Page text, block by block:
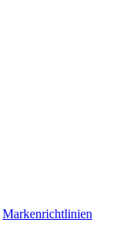
Markenrichtlinien